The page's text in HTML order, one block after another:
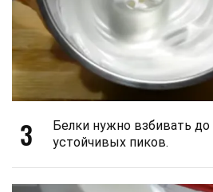
3
Белки нужно взбивать до
устойчивых пиков.